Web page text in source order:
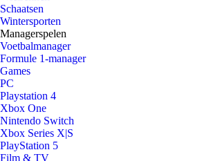
Schaatsen
Wintersporten
Managerspelen
Voetbalmanager
Formule 1-manager
Games
PC
Playstation 4
Xbox One
Nintendo Switch
Xbox Series X|S
PlayStation 5
Film & TV